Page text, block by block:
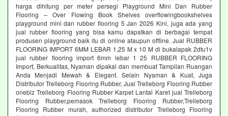
harga dihitung per meter persegi Playground Mini Dan Rubber
Flooring – Over Flowing Book Shelves overflowingbookshelves
playground mini dan rubber flooring 5 Jan 2026 Kini, juga ada yang
jual rubber flooring yang bisa kamu dapatkan di berbagai tempat
produsen playground baik itu di online ataupun offline. Jual RUBBER
FLOORING IMPORT 6MM LEBAR 1,25 M x 10 M di bukalapak 2dtu1v
jual rubber flooring import 6mm lebar 1 25 RUBBER FLOORING
Import, Berkualitas, Nyaman dipakai dan membuat Tampilan Ruangan
Anda Menjadi Mewah & Elegant. Selain Nyaman & Kuat, Juga
Distributor Trelleborg Flooring Rubber, Jual Trelleborg Flooring Rubber
onebiz Trelleborg Flooring Rubber Karpet Lantai Karet jual Trelleborg
Flooring Rubber,pemasok Trelleborg Flooring Rubber,Trelleborg
Flooring Rubber murah, authorized distributor Trelleborg Flooring